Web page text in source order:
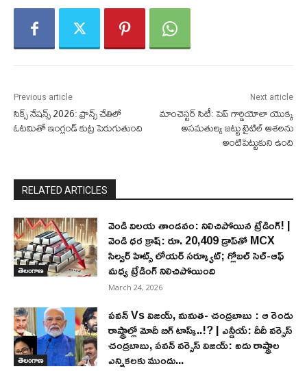
Previous article
సిక్స్ నేషన్స్ 2026: ఫ్రాన్స్ చేతిలో
ఓటమితో ఇంగ్లండ్ కుట్ర పెరుగుతుంది
Next article
మాంచెస్టర్ సిటీ: పెప్ గార్డియోలా యొక్క
అసమతుల్య జట్టు టైటిల్ ఆశలను
అంటిపెట్టుకుని ఉంది
RELATED ARTICLES
తెలంగాణ
వెండి విలయ తాండవం: నిలిచిపోయిన ట్రేడింగ్! |
వెండి ధర క్రాష్: రూ. 20,409 డ్రాప్‌తో MCX
సిల్వర్ హిట్స్ లోయర్ సర్క్యూట్; గ్లోబల్ సెల్-ఆఫ్
మధ్య ట్రేడింగ్ నిలిచిపోయింది
March 24, 2026
తెలంగాణ
పవన్ Vs విజయ్, మమత- చంద్రబాబు : ఆ రెండు
రాష్ట్రాల్లో మోదీ బిగ్ టాస్క్..!? | ఎన్డీయే: దీదీ వర్సెస్
చంద్రబాబు, పవన్ వర్సెస్ విజయ్: ఐదు రాష్ట్రాల
ఎన్నికలకు ముందు...